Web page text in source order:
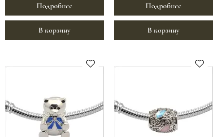
Подробнее
В корзину
Подробнее
В корзину